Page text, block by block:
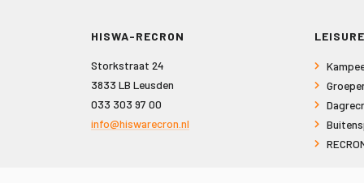
HISWA-RECRON
Storkstraat 24
3833 LB Leusden
033 303 97 00
info@hiswarecron.nl